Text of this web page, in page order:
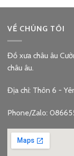
VỀ CHÚNG TÔI
Đồ xưa châu âu
châu âu.
Địa chỉ: Thôn 6 -
Phone/Zalo: